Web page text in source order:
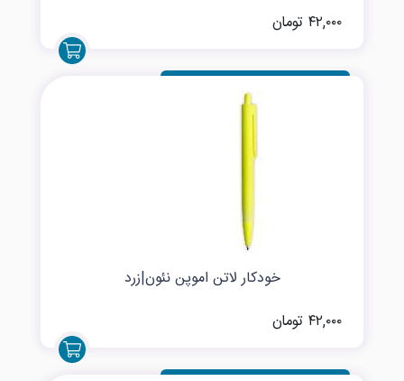
۴۲,۰۰۰ تومان
خودکار لاتن اموپن نئون|زرد
۴۲,۰۰۰ تومان